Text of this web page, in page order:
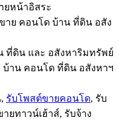
ยหน้าอิสระ
าย คอนโด บ้าน ที่ดิน อสัง
ที่ดิน และ อสังหาริมทรัพย์
บ้าน คอนโด ที่ดิน อสังหาฯ
รับโพสต์ขายคอนโด, รับ
ทาวน์เฮ้าส์, รับจ้าง